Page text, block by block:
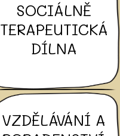
SOCIÁLNĚ
TERAPEUTICKÁ
DÍLNA
VZDĚLÁVÁNÍ A